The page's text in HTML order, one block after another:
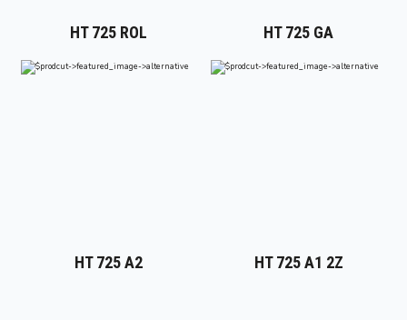
HT 725 ROL HT 725 GA
HT 725 A2 HT 725 A1 2Z